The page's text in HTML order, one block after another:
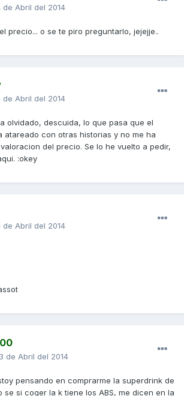
de Abril del 2014
precio... o se te piro preguntarlo, jejejje..
de Abril del 2014
olvidado, descuida, lo que pasa que el
atareado con otras historias y no me ha
del precio. Se lo he vuelto a pedir,
:okey
de Abril del 2014
de Abril del 2014
pensando en comprarme la superdrink de
se si coger la k tiene los ABS, me dicen en la